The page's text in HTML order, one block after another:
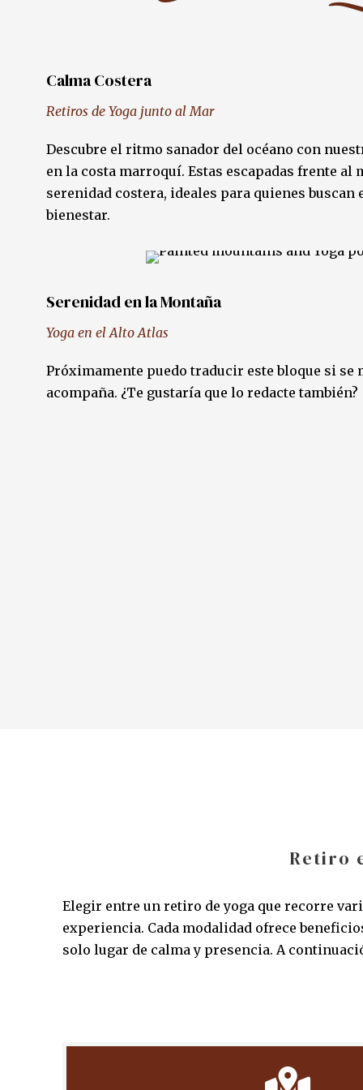
Calma Costera
Retiros de Yoga junto al Mar
Descubre el ritmo sanador del océano con
en la costa marroquí. Estas escapadas frente al
serenidad costera, ideales para quienes
bienestar.
Serenidad en la Montaña
Yoga en el Alto Atlas
Próximamente puedo traducir este bloque si se
acompaña. ¿Te gustaría que lo redacte también?
Retiro
Elegir entre un retiro de yoga que recorre
experiencia. Cada modalidad ofrece
solo lugar de calma y presencia. A